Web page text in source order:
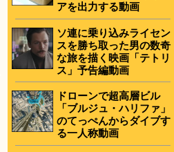
アを出力する動画
ソ連に乗り込みライセン
スを勝ち取った男の数奇
な旅を描く映画「テトリ
ス」予告編動画
ドローンで超高層ビル
「ブルジュ・ハリファ」
のてっぺんからダイブす
る一人称動画